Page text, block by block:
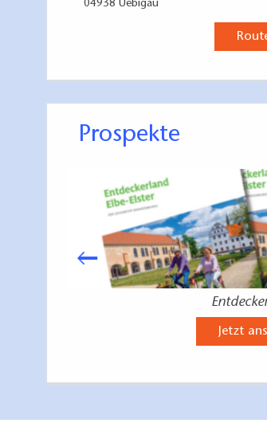
04938 Uebigau
Prospekte
Jetzt